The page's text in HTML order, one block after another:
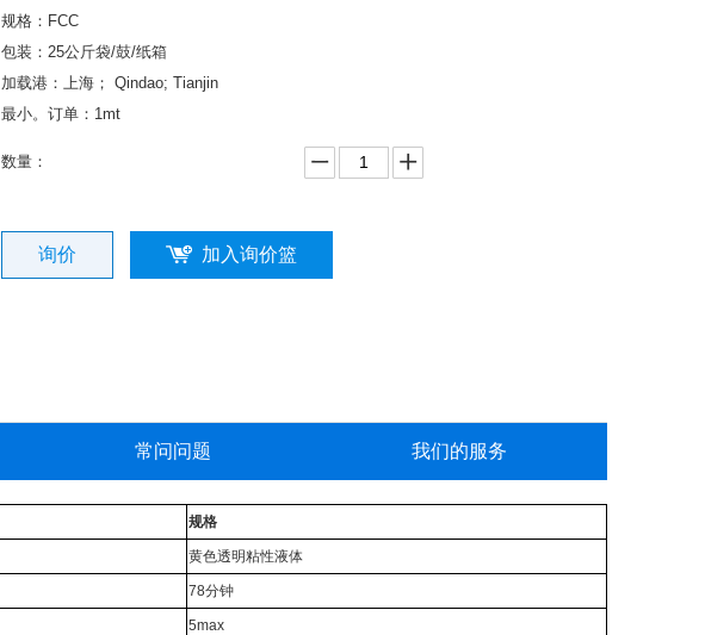
规格：FCC
包装：25公斤袋/鼓/纸箱
加载港：上海； Qindao; Tianjin
最小。订单：1mt
数量：
询价 加入询价篮
常问问题 我们的服务
规格
黄色透明粘性液体
78分钟
5max